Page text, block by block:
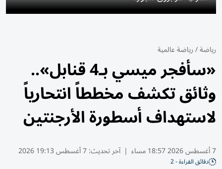
رياضة/رياضة عالمية
«سأفجر ميسي بـ4 قنابل»..
وثائق تكشف مخططاً انتحارياً
لاستهداف أسطورة الأرجنتين
7 أغسطس 2026 18:57 مساء | آخر تحديث:7 أغسطس 19:13 2026
دقائق القراءة - 2